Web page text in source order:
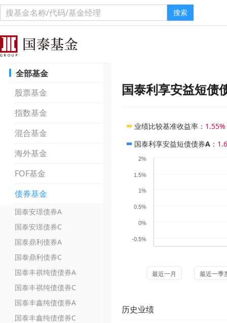
搜索
全部基金
股票基金
指数基金
混合基金
海外基金
FOF基金
债券基金
国泰安璟债券A
国泰安璟债券C
国泰鼎利债券A
国泰鼎利债券C
国泰丰祺纯债债券A
国泰丰祺纯债债券C
国泰丰鑫纯债债券A
国泰丰鑫纯债债券C
国泰利享安益短债
业绩比较基准收益率 ： 1.55%
国泰利享安益短债债券A ：
-0.5%
0%
0.5%
1%
1.5%
2%
最近一月 最近一季
历史业绩